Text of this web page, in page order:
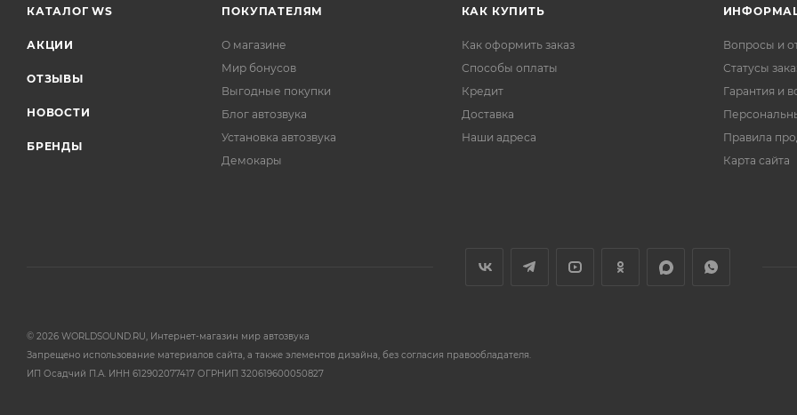
КАТАЛОГ WS
АКЦИИ
ОТЗЫВЫ
НОВОСТИ
БРЕНДЫ
ПОКУПАТЕЛЯМ
О магазине
Мир бонусов
Выгодные покупки
Блог автозвука
Установка автозвука
Демокары
КАК КУПИТЬ
Как оформить заказ
Способы оплаты
Кредит
Доставка
Наши адреса
Вопросы и
Статусы
Гарантия и
Правила
Карта сайта
© 2026 WORLDSOUND.RU, Интернет-магазин мир автозвука
Запрещено использование материалов сайта, а также элементов дизайна, без согласия правообладателя.
ИП Осадчий П.А. ИНН 612902077417 ОГРНИП 320619600050827